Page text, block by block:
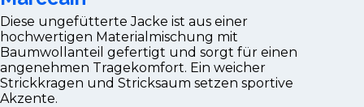
Diese ungefütterte Jacke ist aus einer
hochwertigen Materialmischung mit
Baumwollanteil gefertigt und sorgt für einen
angenehmen Tragekomfort. Ein weicher
Strickkragen und Stricksaum setzen sportive
Akzente.